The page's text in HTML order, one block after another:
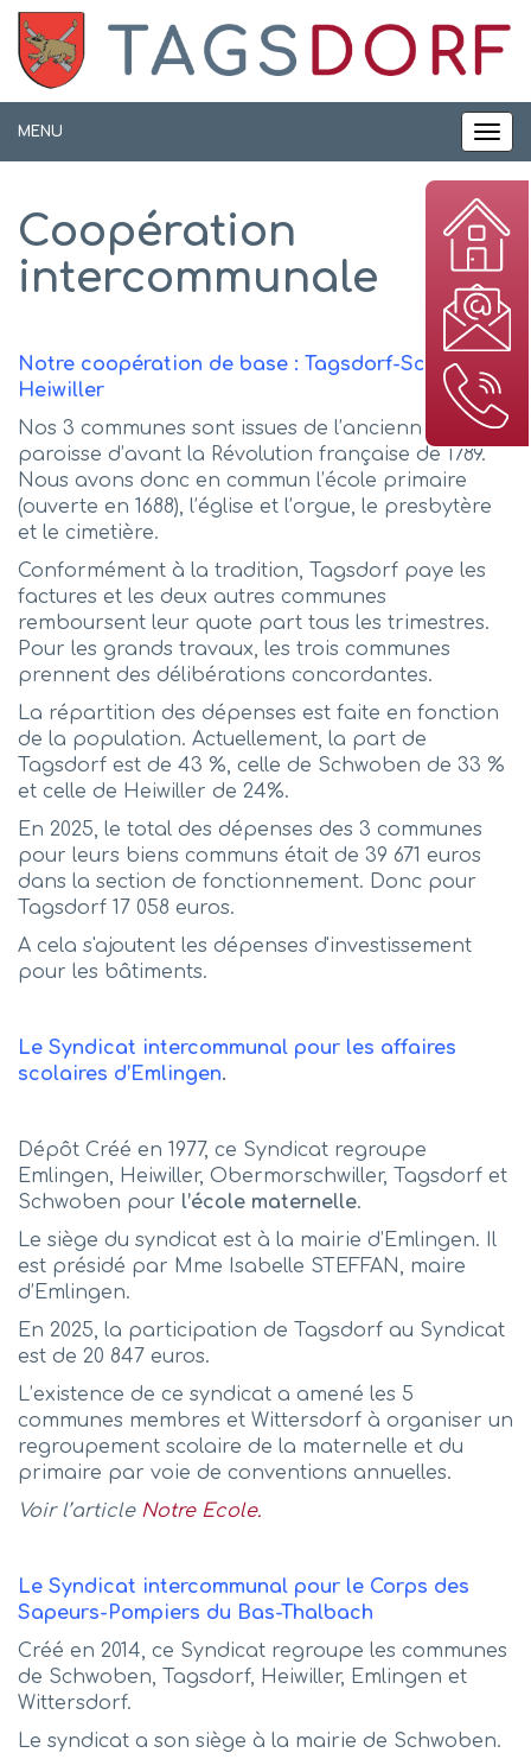
MENU
Coopération
intercommunale
Notre coopération de base : Tagsdorf-Schwoben-
Heiwiller
Nos 3 communes sont issues de l’ancienne
paroisse d’avant la Révolution française de 1789.
Nous avons donc en commun l’école primaire
(ouverte en 1688), l’église et l’orgue, le presbytère
et le cimetière.
Conformément à la tradition, Tagsdorf paye les
factures et les deux autres communes
remboursent leur quote part tous les trimestres.
Pour les grands travaux, les trois communes
prennent des délibérations concordantes.
La répartition des dépenses est faite en fonction
de la population. Actuellement, la part de
Tagsdorf est de 43 %, celle de Schwoben de 33 %
et celle de Heiwiller de 24%.
En 2025, le total des dépenses des 3 communes
pour leurs biens communs était de 39 671 euros
dans la section de fonctionnement. Donc pour
Tagsdorf 17 058 euros.
A cela s'ajoutent les dépenses d'investissement
pour les bâtiments.
Le Syndicat intercommunal pour les affaires
scolaires d’Emlingen.
Dépôt Créé en 1977, ce Syndicat regroupe
Emlingen, Heiwiller, Obermorschwiller, Tagsdorf et
Schwoben pour l’école maternelle.
Le siège du syndicat est à la mairie d’Emlingen. Il
est présidé par Mme Isabelle STEFFAN, maire
d’Emlingen.
En 2025, la participation de Tagsdorf au Syndicat
est de 20 847 euros.
L’existence de ce syndicat a amené les 5
communes membres et Wittersdorf à organiser un
regroupement scolaire de la maternelle et du
primaire par voie de conventions annuelles.
Voir l’article Notre Ecole.
Le Syndicat intercommunal pour le Corps des
Sapeurs-Pompiers du Bas-Thalbach
Créé en 2014, ce Syndicat regroupe les communes
de Schwoben, Tagsdorf, Heiwiller, Emlingen et
Wittersdorf.
Le syndicat a son siège à la mairie de Schwoben.
Panneau de gestion des cookies